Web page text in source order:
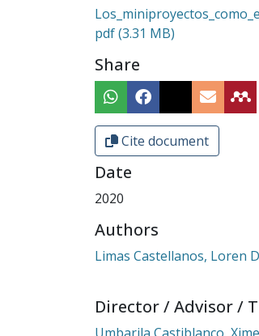
pdf(3.31 MB)
Share
Cite document
Date
2020
Authors
Limas Castellanos, Loren
Director / Advisor /